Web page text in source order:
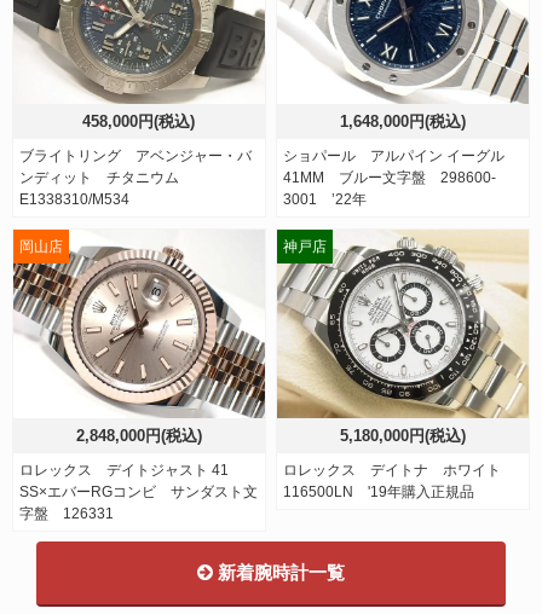
458,000円(税込)
ブライトリング アベンジャー・バ
ンディット チタニウム
E1338310/M534
1,648,000円(税込)
ショパール アルパイン イーグル
41MM ブルー文字盤 298600-
3001 ’22年
2,848,000円(税込)
ロレックス デイトジャスト 41
SS×エバーRGコンビ サンダスト文
字盤 126331
岡山店
5,180,000円(税込)
ロレックス デイトナ ホワイト
116500LN '19年購入正規品
神戸店
新着腕時計一覧